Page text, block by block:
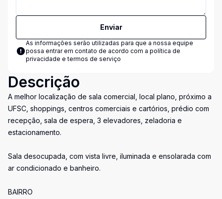
Enviar
As informações serão utilizadas para que a nossa equipe
possa entrar em contato de acordo com a política de
privacidade e termos de serviço
Descrição
A melhor localização de sala comercial, local plano, próximo a
UFSC, shoppings, centros comerciais e cartórios, prédio com
recepção, sala de espera, 3 elevadores, zeladoria e
estacionamento.
Sala desocupada, com vista livre, iluminada e ensolarada com
ar condicionado e banheiro.
BAIRRO